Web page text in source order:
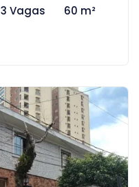
3 Vagas 60 m²